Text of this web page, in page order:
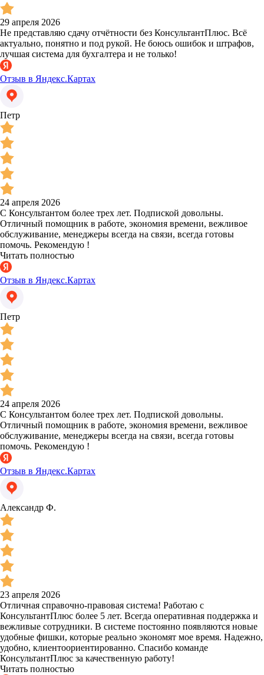
29 апреля 2026
Не представляю сдачу отчётности без КонсультантПлюс. Всё
актуально, понятно и под рукой. Не боюсь ошибок и штрафов,
лучшая система для бухгалтера и не только!
Отзыв в Яндекс.Картах
Петр
24 апреля 2026
С Консультантом более трех лет. Подпиской довольны.
Отличный помощник в работе, экономия времени, вежливое
обслуживание, менеджеры всегда на связи, всегда готовы
помочь. Рекомендую !
Читать полностью
Отзыв в Яндекс.Картах
Петр
24 апреля 2026
С Консультантом более трех лет. Подпиской довольны.
Отличный помощник в работе, экономия времени, вежливое
обслуживание, менеджеры всегда на связи, всегда готовы
помочь. Рекомендую !
Отзыв в Яндекс.Картах
Александр Ф.
23 апреля 2026
Отличная справочно-правовая система! Работаю с
КонсультантПлюс более 5 лет. Всегда оперативная поддержка и
вежливые сотрудники. В системе постоянно появляются новые
удобные фишки, которые реально экономят мое время. Надежно,
удобно, клиентоориентированно. Спасибо команде
КонсультантПлюс за качественную работу!
Читать полностью